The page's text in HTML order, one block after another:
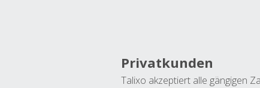
Privatkunden
Talixo akzeptiert alle gängigen